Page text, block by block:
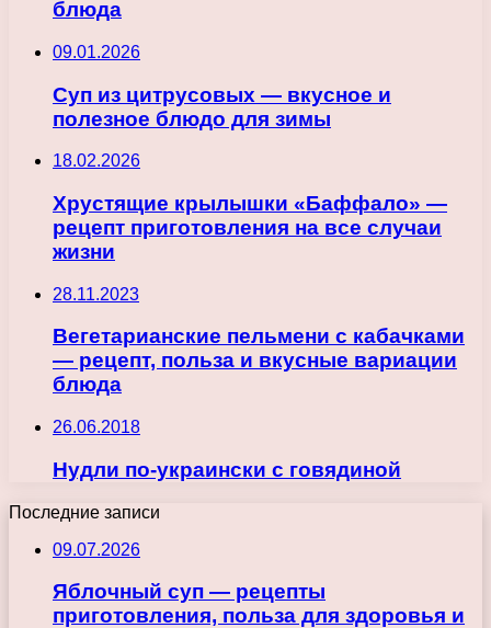
блюда
09.01.2026
Суп из цитрусовых — вкусное и
полезное блюдо для зимы
18.02.2026
Хрустящие крылышки «Баффало» —
рецепт приготовления на все случаи
жизни
28.11.2023
Вегетарианские пельмени с кабачками
— рецепт, польза и вкусные вариации
блюда
26.06.2018
Нудли по-украински с говядиной
Последние записи
09.07.2026
Яблочный суп — рецепты
приготовления, польза для здоровья и